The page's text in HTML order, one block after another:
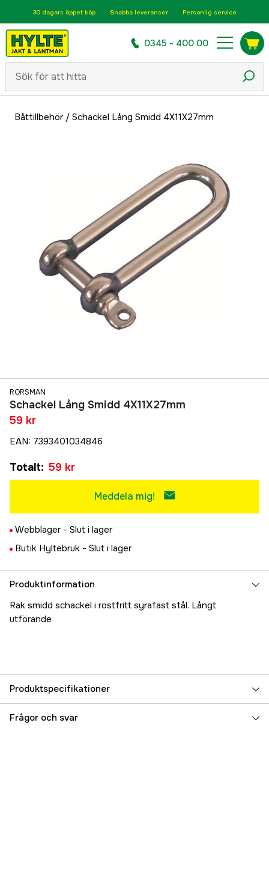
30 dagars öppet köp Snabba leveranser Personlig service
0345 - 400 00
Båttillbehör/ Schackel Lång Smidd 4X11X27mm
RORSMAN
Schackel Lång Smidd 4X11X27mm
59 kr
EAN: 7393401034846
Totalt: 59 kr
Meddela mig!
Webblager - Slut i lager
Butik Hyltebruk - Slut i lager
Produktinformation
Rak smidd schackel i rostfritt syrafast stål. Långt
utförande
Produktspecifikationer
Referensnummer 5000023246
Frågor och svar